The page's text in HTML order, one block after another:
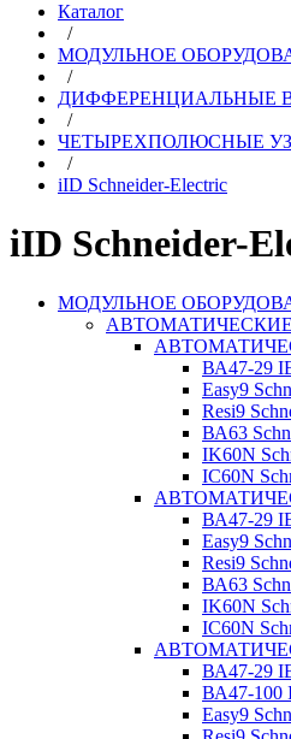
Каталог
/
МОДУЛЬНОЕ
/
ДИФФЕРЕНЦИАЛЬНЫЕ
/
ЧЕТЫРЕХПОЛЮСНЫЕ
/
iID Schneider-Electric
iID Schneider-
МОДУЛЬНОЕ
ВА47-29
Easy9
Resi9
ВА63
IK60N
IC60N
ВА47-29
Easy9
Resi9
ВА63
IK60N
IC60N
ВА47-29
ВА47-100
Easy9